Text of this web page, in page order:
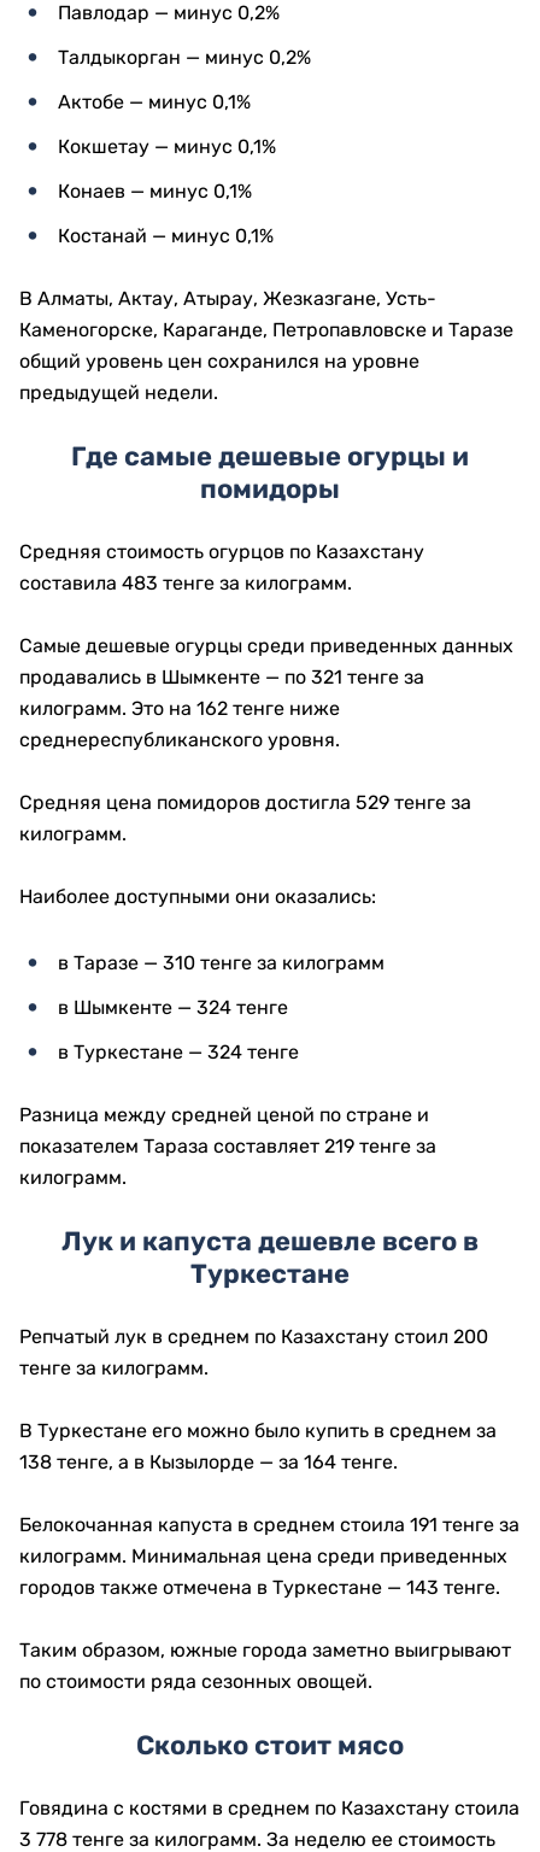
Павлодар — минус 0,2%
Талдыкорган — минус 0,2%
Актобе — минус 0,1%
Кокшетау — минус 0,1%
Конаев — минус 0,1%
Костанай — минус 0,1%
В Алматы, Актау, Атырау, Жезказгане, Усть-
Каменогорске, Караганде, Петропавловске и Таразе
общий уровень цен сохранился на уровне
предыдущей недели.
Где самые дешевые огурцы и
помидоры
Средняя стоимость огурцов по Казахстану
составила 483 тенге за килограмм.
Самые дешевые огурцы среди приведенных данных
продавались в Шымкенте — по 321 тенге за
килограмм. Это на 162 тенге ниже
среднереспубликанского уровня.
Средняя цена помидоров достигла 529 тенге за
килограмм.
Наиболее доступными они оказались:
в Таразе — 310 тенге за килограмм
в Шымкенте — 324 тенге
в Туркестане — 324 тенге
Разница между средней ценой по стране и
показателем Тараза составляет 219 тенге за
килограмм.
Лук и капуста дешевле всего в
Туркестане
Репчатый лук в среднем по Казахстану стоил 200
тенге за килограмм.
В Туркестане его можно было купить в среднем за
138 тенге, а в Кызылорде — за 164 тенге.
Белокочанная капуста в среднем стоила 191 тенге за
килограмм. Минимальная цена среди приведенных
городов также отмечена в Туркестане — 143 тенге.
Таким образом, южные города заметно выигрывают
по стоимости ряда сезонных овощей.
Сколько стоит мясо
Говядина с костями в среднем по Казахстану стоила
3 778 тенге за килограмм. За неделю ее стоимость